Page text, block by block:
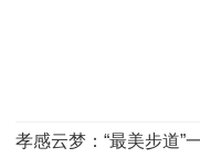
孝感云梦：“最美步道”